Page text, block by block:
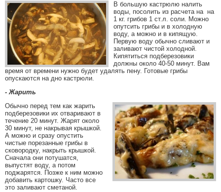
В большую кастрюлю налить
воды, посолить из расчета на на
1 кг. грибов 1 ст.л. соли. Можно
опутсить грибы и в холодную
воду, а можно и в кипящую.
Первую воду обычно сливают и
заливают чистой холодной.
Кипятиться подберезовики
должны около 40-50 минут. Вам
время от времени нужно будет удалять пену. Готовые грибы
опускаются на дно кастрюли.
- Жарить
Обычно перед тем как жарить
подберезовики их отваривают в
течение 20 минут. Жарят около
30 минут, не накрывая крышкой.
А можно и сразу опустить
чистые порезанные грибы в
сковородку, накрыть крышкой.
Сначала они потушатся,
выпустят воду, а потом
поджарятся. Позже к ним можно
добавить картошку. Часто все
это заливают сметаной.